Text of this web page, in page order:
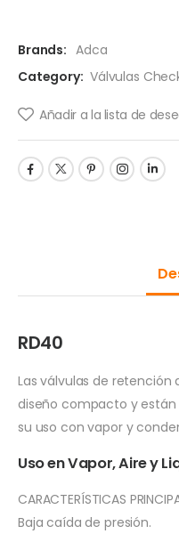
Brands: Adca
Category: Válvulas
Añadir a la lista de
RD40
Las válvulas de retención
diseño compacto y
su uso con vapor y
Uso en Vapor, Aire y
CARACTERÍSTICAS
Baja caída de presión.